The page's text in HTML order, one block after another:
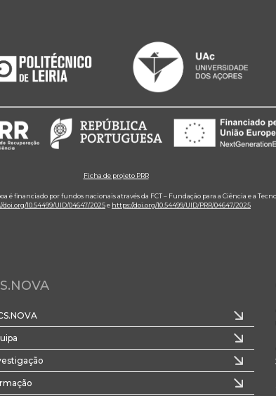
Ficha de projeto PRR
é financiado por fundos nacionais através da FCT – Fundação para a Ciência e a
doi.org/10.54499/UID/04647/2025e https://doi.org/10.54499/UID/PRR/04647/2025